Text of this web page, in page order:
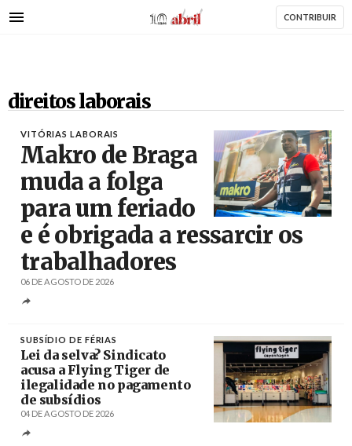
para
AbrilAbril CONTRIBUIR
direitos laborais
VITÓRIAS LABORAIS
Makro de Braga
muda a folga
para um feriado
e é obrigada a ressarcir os
trabalhadores
06 DE AGOSTO DE 2026
SUBSÍDIO DE FÉRIAS
Lei da selva? Sindicato
acusa a Flying Tiger de
ilegalidade no pagamento
de subsídios
04 DE AGOSTO DE 2026